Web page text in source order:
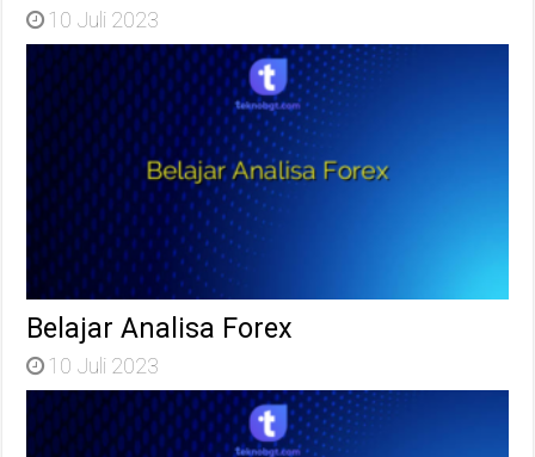
10 Juli 2023
Belajar Analisa Forex
10 Juli 2023